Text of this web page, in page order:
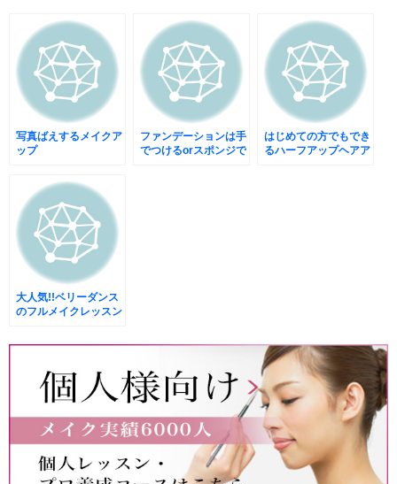
写真ばえするメイクア
ップ
ファンデーションは手
でつけるorスポンジで
はじめての方でもでき
るハーフアップヘアア
大人気!!ベリーダンス
のフルメイクレッスン